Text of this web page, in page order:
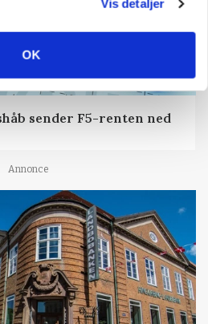
Vis detaljer
OK
sender F5-renten ned
Annonce